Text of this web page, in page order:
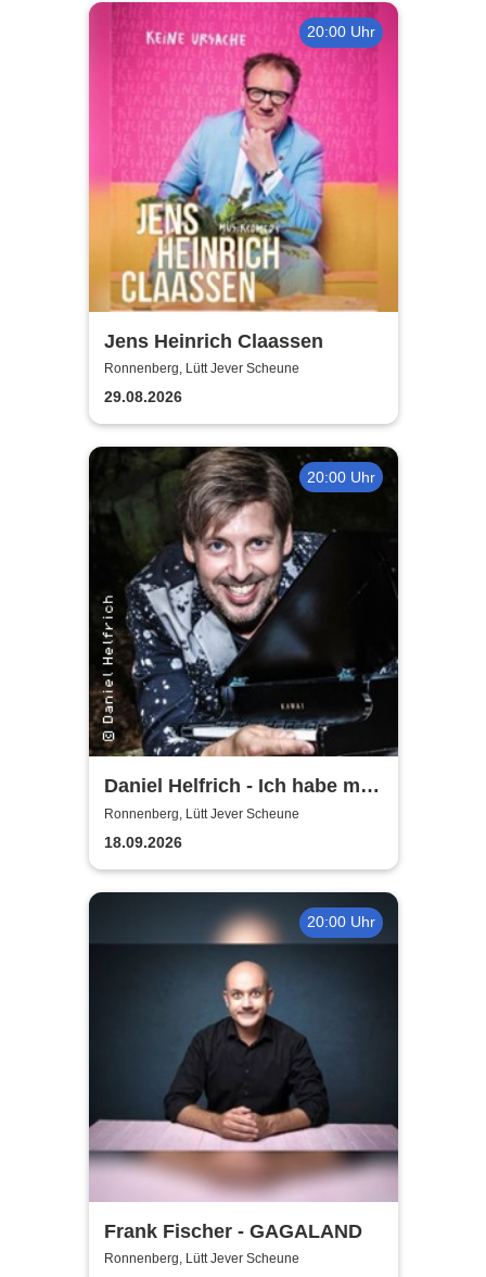
20:00 Uhr
Jens Heinrich Claassen
Ronnenberg, Lütt Jever Scheune
29.08.2026
20:00 Uhr
Daniel Helfrich - Ich habe mir
gerade noch gefehlt
Ronnenberg, Lütt Jever Scheune
18.09.2026
20:00 Uhr
Frank Fischer - GAGALAND
Ronnenberg, Lütt Jever Scheune